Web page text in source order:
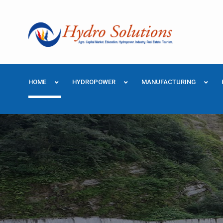
HOME HYDROPOWER MANUFACTURING